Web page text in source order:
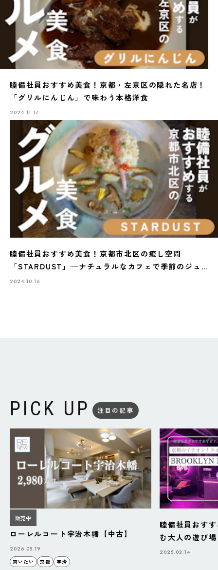
睦備社員おすすめ美食！京都・左京区の隠れた名店！
「グリルにんじん」で味わう本格洋食
2024.11.17
睦備社員おすすめ美食！京都市北区の癒し空間
「STARDUST」—ナチュラルなカフェで季節のジュ
ースとランチを満喫
2024.10.16
PICK UP 注目の記事
販売中
ローレルコート宇治木幡【中古】
2026.05.19
買いたい
京都 宇治
睦備社員おす
む大人の遊び
BAZAAR」
2025.03.14